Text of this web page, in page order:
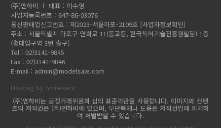
(주)엔하비
대표 : 이수영
사업자등록번호 : 647-86-03076
통신판매업신고번호 : 제2023-서울마포-2109호 [사업자정보확인]
주소 : 서울특별시 마포구 연희로 11(동교동, 한국특허기술진흥원빌딩) 1층
(홍대입구역 3번 출구)
Tel : 02)3141-9845
Fax : 02)3141-9846
E-mail : admin@modelsale.com
Hosting by Smileserv
(주)엔하비는 공정거래위원회 심의 표준약관을 사용합니다. 이미지와 컨텐
츠의 저작권은 (주)엔하비에 있으며, 무단복제나 도용은 저작권법에 의거하
여 처벌받을 수 있습니다.